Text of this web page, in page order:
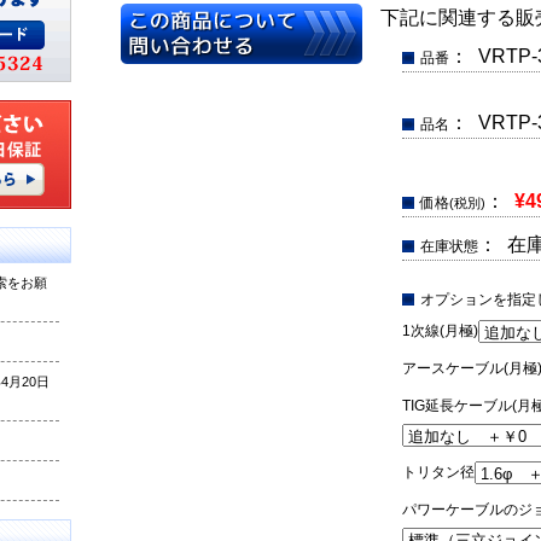
をお願
月20日
下記に関連する
品番： VRTP-
品名 ：
価格(税別) ：
在庫状態： 在
オプションを指
1次線(月極)
アースケーブル(月極)
TIG延長ケーブル(月
トリタン径
パワーケーブルのジ